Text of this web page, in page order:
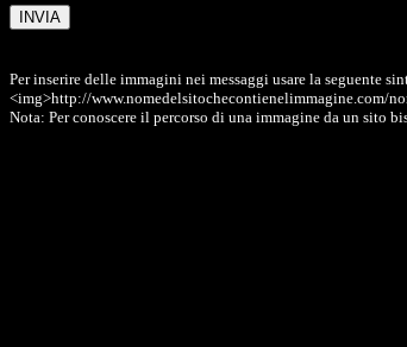
Per inserire delle immagini nei messaggi usare la seguente
<img>http://www.nomedelsitochecontienelimmagine.com/
Nota: Per conoscere il percorso di una immagine da un sito